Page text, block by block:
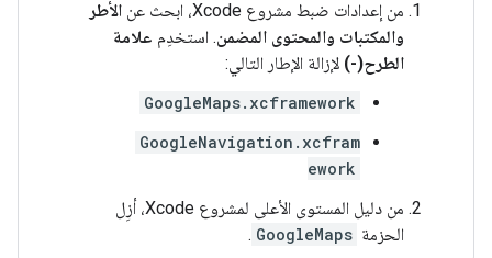
من إعدادات ضبط مشروع Xcode، ابحث عن
الأطر
والمكتبات والمحتوى المضمن. استخدِم علامة
الطرح(-) لإزالة الإطار التالي:
GoogleMaps.xcframework
GoogleNavigation.xcfram
ework
من دليل المستوى الأعلى لمشروع Xcode، أزِل
الحزمة GoogleMaps
.